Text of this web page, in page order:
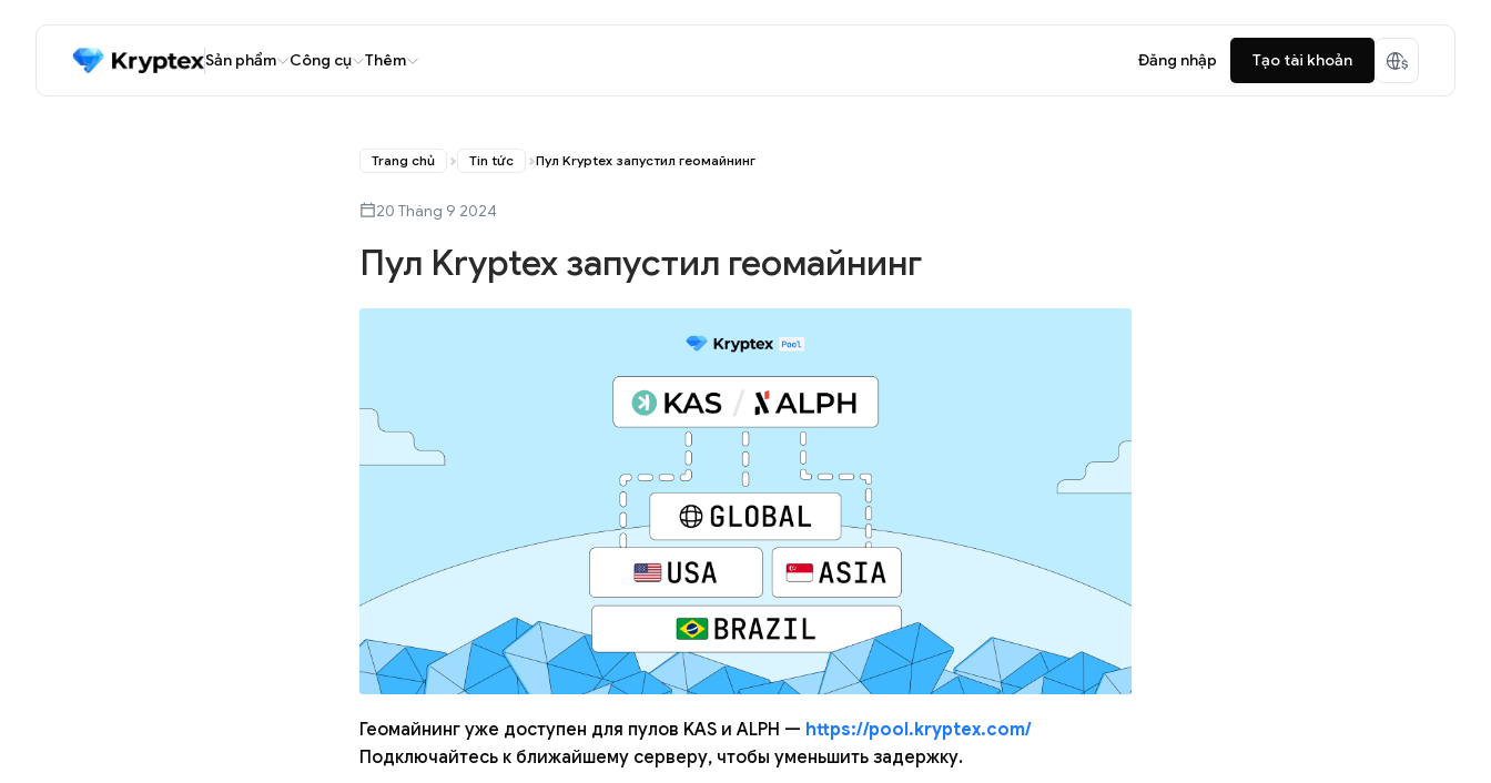
Sản phẩm Công cụ Thêm Đăng nhập Tạo tài khoản
Trang chủ Tin tức Пул Kryptex запустил геомайнинг
20 Tháng 9 2024
Пул Kryptex запустил геомайнинг
Геомайнинг уже доступен для пулов KAS и ALPH — https://pool.kryptex.com/
Подключайтесь к ближайшему серверу, чтобы уменьшить задержку.